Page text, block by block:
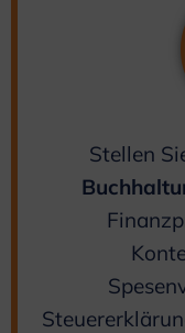
Stellen